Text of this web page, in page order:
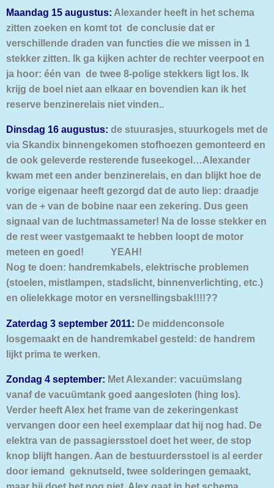
Maandag 15 augustus: Alexander heeft in het schema
zitten zoeken en komt tot de conclusie dat er
verschillende draden van functies die we missen in 1
stekker zitten. Ik ga kijken achter de rechter veerpoot en
ja hoor: één van de twee 8-polige stekkers ligt los. Ik
krijg de boel niet aan elkaar en bovendien kan ik het
reserve benzinerelais niet vinden..
Dinsdag 16 augustus: de stuurasjes, stuurkogels met de
via Skandix binnengekomen stofhoezen gemonteerd en
de ook geleverde resterende fuseekogel…Alexander
kwam met een ander benzinerelais, en dan blijkt hoe de
vorige eigenaar heeft gezorgd dat de auto liep: draadje
van de + van de bobine naar een zekering. Dus geen
signaal van de luchtmassameter! Na de losse stekker en
de rest weer vastgemaakt te hebben loopt de motor
meteen en goed! YEAH!
Nog te doen: handremkabels, elektrische problemen
(stoelen, mistlampen, stadslicht, binnenverlichting, etc.)
en olielekkage motor en versnellingsbak!!!!??
Zaterdag 3 september 2011: De middenconsole
losgemaakt en de handremkabel gesteld: de handrem
lijkt prima te werken.
Zondag 4 september: Met Alexander: vacuümslang
vanaf de vacuümtank goed aangesloten (hing los).
Verder heeft Alex het frame van de zekeringenkast
vervangen door een heel exemplaar dat hij nog had. De
elektra van de passagiersstoel doet het weer, de stop
knop blijft hangen. Aan de bestuurdersstoel is al eerder
door iemand geknutseld, twee solderingen gemaakt,